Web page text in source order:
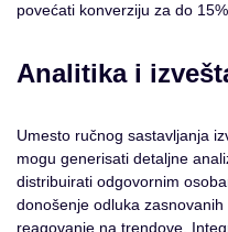
povećati konverziju za do 15%.
Analitika i
Umesto ručnog sastavljanja
mogu generisati detaljne
distribuirati odgovornim
donošenje odluka
reagovanje na trendove.